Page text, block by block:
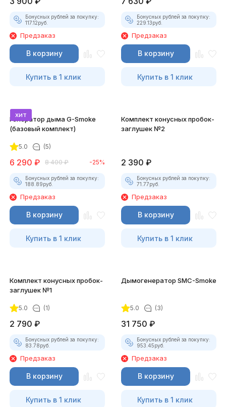
Бонусных рублей за покупку:
117.12руб.
Предзаказ
В корзину
Купить в 1 клик
Бонусных рублей за покупку:
229.13руб.
Предзаказ
В корзину
Купить в 1 клик
хит
Генератор дыма G-Smoke
(базовый комплект)
5.0 (5)
6 290 ₽ 8 400 ₽ -25%
Бонусных рублей за покупку:
188.89руб.
Предзаказ
В корзину
Купить в 1 клик
Комплект конусных пробок-
заглушек №2
2 390 ₽
Бонусных рублей за покупку:
71.77руб.
Предзаказ
В корзину
Купить в 1 клик
Комплект конусных пробок-
заглушек №1
5.0 (1)
2 790 ₽
Бонусных рублей за покупку:
83.78руб.
Предзаказ
В корзину
Купить в 1 клик
Дымогенератор SMC-Smoke
5.0 (3)
31 750 ₽
Бонусных рублей за покупку:
953.45руб.
Предзаказ
В корзину
Купить в 1 клик